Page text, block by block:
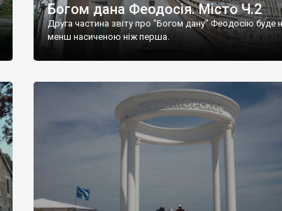
Богом дана Феодосія. Місто Ч.2
Друга частина звіту про "Богом дану" Феодосію буде
менш насиченою ніж перша.